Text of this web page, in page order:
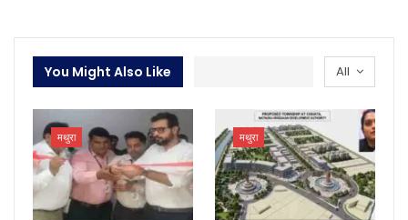
All
You Might Also Like
मथुरा मथुरा